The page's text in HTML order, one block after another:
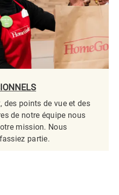
des points de vue et des
de notre équipe nous
mission. Nous
partie.​​​​​​​